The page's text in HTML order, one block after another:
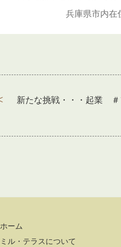
兵庫県市内在住 経
稿
ー
ョ
ン
前
新たな挑戦・・・起業 ＃
ホーム
ミル・テラスについて